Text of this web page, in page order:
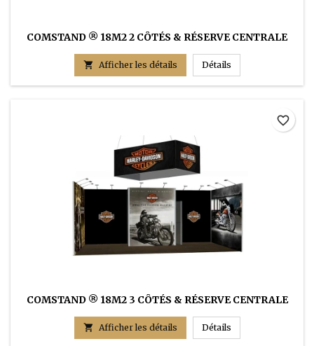
COMSTAND ® 18M2 2 CÔTÉS & RÉSERVE CENTRALE
 Afficher les détails DétailsCOMSTAND ®
COMSTAND ® 18M2 3 CÔTÉS & RÉSERVE CENTRALE
 Afficher les détails DétailsCOMSTAND ®
favorite_border